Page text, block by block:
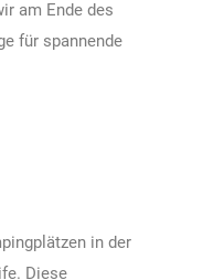
am Ende des
für spannende
in der
Diese